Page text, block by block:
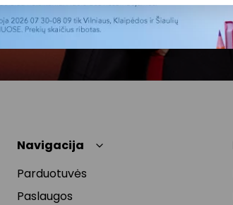
Navigacija
Parduotuvės
Paslaugos